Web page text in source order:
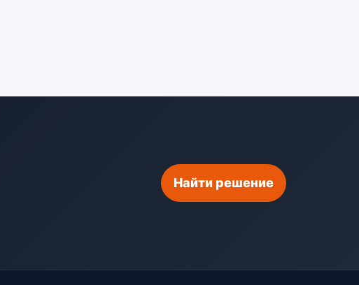
Найти решение